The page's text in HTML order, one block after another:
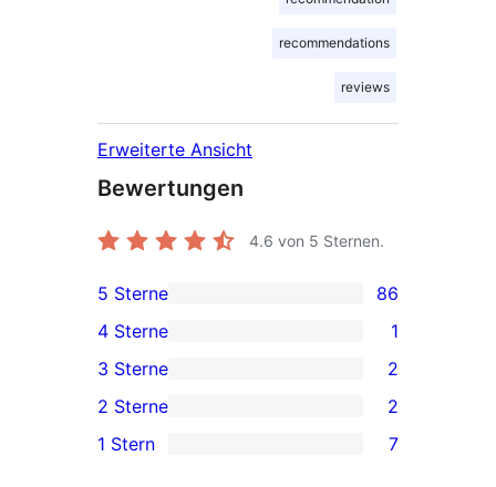
recommendations
reviews
Erweiterte Ansicht
Bewertungen
4.6 von 5 Sternen.
86 5-
Sterne-
Rezensionen
5 Sterne 86
1 4-
Sterne-
Rezension
4 Sterne 1
2 3-
Sterne-
Rezensionen
3 Sterne 2
2 2-
Sterne-
2 Sterne 2
7 1-
1 Stern 7